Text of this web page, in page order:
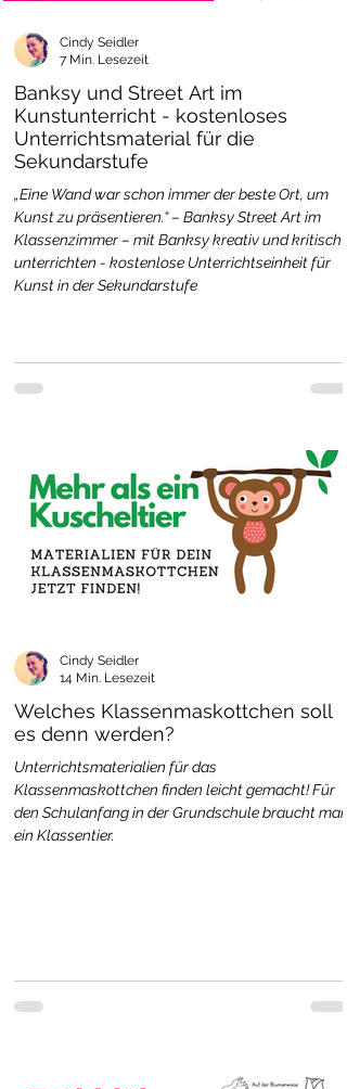
Banksy und Street Art im
Kunstunterricht - kostenloses
Unterrichtsmaterial für die
Sekundarstufe
„Eine Wand war schon immer der beste Ort, um
Kunst zu präsentieren.“ – Banksy Street Art im
Klassenzimmer – mit Banksy kreativ und kritisch
unterrichten - kostenlose Unterrichtseinheit für
Kunst in der Sekundarstufe
Cindy Seidler
7 Min. Lesezeit
Welches Klassenmaskottchen soll
es denn werden?
Unterrichtsmaterialien für das
Klassenmaskottchen finden leicht gemacht! Für
den Schulanfang in der Grundschule braucht man
ein Klassentier.
Cindy Seidler
14 Min. Lesezeit